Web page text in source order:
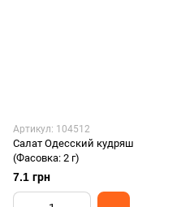
Артикул: 104512
Салат Одесский кудряш
(Фасовка: 2 г)
7.1 грн